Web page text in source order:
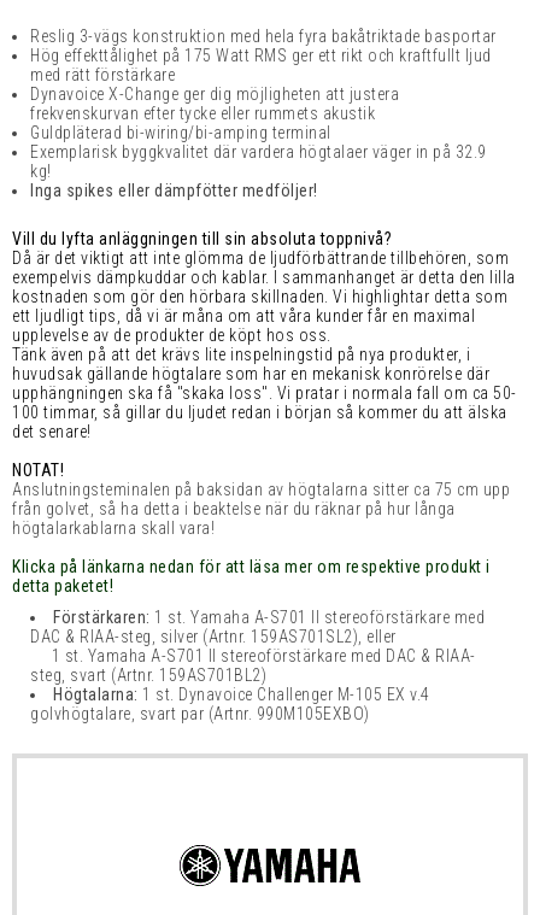
Reslig 3-vägs konstruktion med hela fyra bakåtriktade basportar
Hög effekttålighet på 175 Watt RMS ger ett rikt och kraftfullt ljud
med rätt förstärkare
Dynavoice X-Change ger dig möjligheten att justera
frekvenskurvan efter tycke eller rummets akustik
Guldpläterad bi-wiring/bi-amping terminal
Exemplarisk byggkvalitet där vardera högtalaer väger in på 32.9
kg!
Inga spikes eller dämpfötter medföljer!
Vill du lyfta anläggningen till sin absoluta toppnivå?
Då är det viktigt att inte glömma de ljudförbättrande tillbehören, som
exempelvis dämpkuddar och kablar. I sammanhanget är detta den lilla
kostnaden som gör den hörbara skillnaden. Vi highlightar detta som
ett ljudligt tips, då vi är måna om att våra kunder får en maximal
upplevelse av de produkter de köpt hos oss.
Tänk även på att det krävs lite inspelningstid på nya produkter, i
huvudsak gällande högtalare som har en mekanisk konrörelse där
upphängningen ska få "skaka loss". Vi pratar i normala fall om ca 50-
100 timmar, så gillar du ljudet redan i början så kommer du att älska
det senare!
NOTAT!
Anslutningsteminalen på baksidan av högtalarna sitter ca 75 cm upp
från golvet, så ha detta i beaktelse när du räknar på hur långa
högtalarkablarna skall vara!
Klicka på länkarna nedan för att läsa mer om respektive produkt i
detta paketet!
Förstärkaren: 1 st. Yamaha A-S701 II stereoförstärkare med
DAC & RIAA-steg, silver (Artnr. 159AS701SL2), eller
1 st. Yamaha A-S701 II stereoförstärkare med DAC & RIAA-
steg, svart (Artnr. 159AS701BL2)
Högtalarna: 1 st. Dynavoice Challenger M-105 EX v.4
golvhögtalare, svart par (Artnr. 990M105EXBO)